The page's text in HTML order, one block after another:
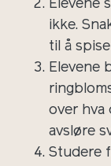
Elevene
ikke.
til å
Elevene
over hva
avsløre
Studere